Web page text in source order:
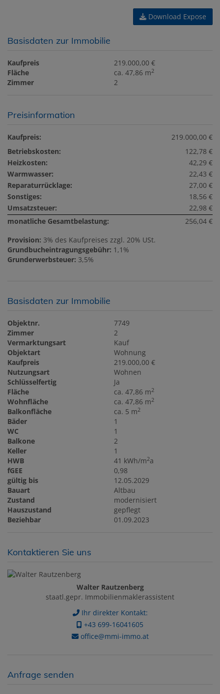
Download Expose
Basisdaten zur Immobilie
Kaufpreis
219.000,00 €
Fläche
ca. 47,86 m2
Zimmer 2
Preisinformation
Kaufpreis:
219.000,00 €
Betriebskosten:
122,78 €
Heizkosten:
42,29 €
Warmwasser:
22,43 €
Reparaturrücklage:
27,00 €
Sonstiges:
18,56 €
Umsatzsteuer:
22,98 €
monatliche Gesamtbelastung:
256,04 €
Provision: 3% des Kaufpreises zzgl. 20% USt.
Grundbucheintragungsgebühr: 1,1%
Grunderwerbsteuer: 3,5%
Basisdaten zur Immobilie
Objektnr.
7749
Zimmer
2
Vermarktungsart
Kauf
Objektart
Wohnung
Kaufpreis
219.000,00 €
Nutzungsart
Wohnen
Schlüsselfertig
Ja
Fläche
ca. 47,86 m2
Wohnfläche ca. 47,86 m2
Balkonfläche ca. 5 m2
Bäder
1
WC
1
Balkone
2
Keller
1
HWB
41 kWh/m2a
fGEE
0,98
gültig bis
12.05.2029
Bauart
Altbau
Zustand
modernisiert
Hauszustand
gepflegt
Beziehbar
01.09.2023
Kontaktieren Sie uns
Walter Rautzenberg
staatl.gepr. Immobilienmaklerassistent
Ihr direkter Kontakt:
+43 699-16041605
office@mmi-immo.at
Anfrage senden